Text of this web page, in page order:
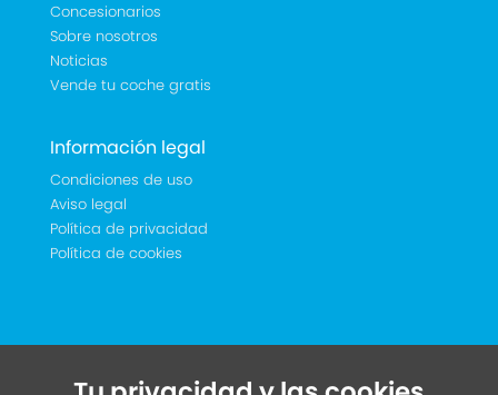
Concesionarios
Sobre nosotros
Noticias
Vende tu coche gratis
Información legal
Condiciones de uso
Aviso legal
Política de privacidad
Política de cookies